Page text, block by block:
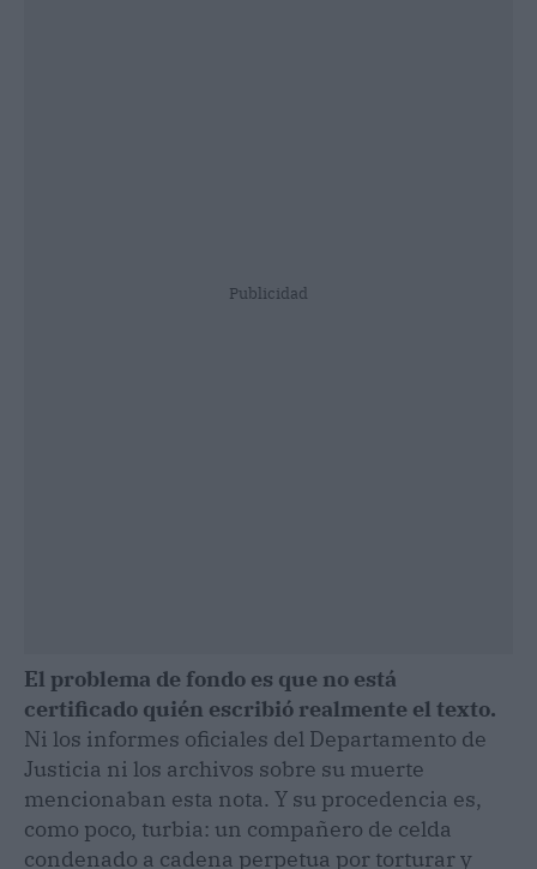
Publicidad
El problema de fondo es que no está
certificado quién escribió realmente el texto.
Ni los informes oficiales del Departamento de
Justicia ni los archivos sobre su muerte
mencionaban esta nota. Y su procedencia es,
como poco, turbia: un compañero de celda
condenado a cadena perpetua por torturar y